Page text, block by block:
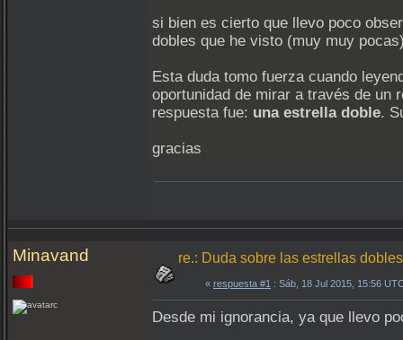
si bien es cierto que llevo poco
dobles que he visto (muy muy
Esta duda tomo fuerza cuando
oportunidad de mirar a través de un
respuesta fue: una estrella doble.
gracias
Minavand re.: Duda sobre las estrellas dobles
« respuesta #1 : Sáb, 18 Jul 2015, 15:56
Desde mi ignorancia, ya que llevo